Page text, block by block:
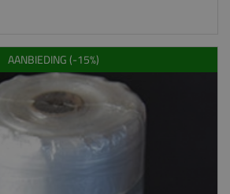
AANBIEDING (-15%)